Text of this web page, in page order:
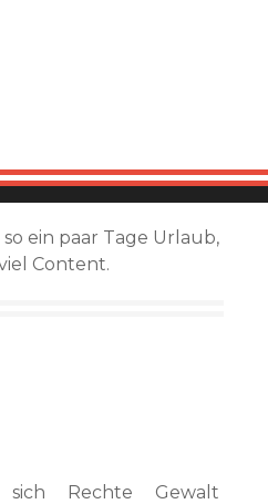
ein paar Tage Urlaub,
Content.
Rechte Gewalt